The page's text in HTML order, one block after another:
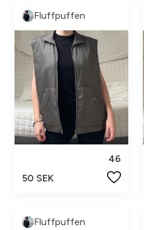
Fluffpuffen
46
50 SEK
Fluffpuffen